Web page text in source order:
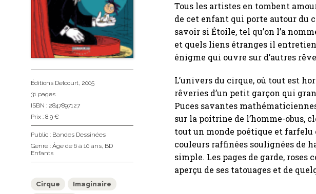
Tous les artistes en tombent
de cet enfant qui porte autour du
savoir si Étoile, tel qu’on l’a
et quels liens étranges il
énigme qui ouvre sur d’autres
L’univers du cirque, où tout est
rêveries d’un petit garçon qui
Puces savantes
sur la poitrine de l’homme-obus,
tout un monde poétique et
couleurs raffinées soulignées de
simple. Les pages de garde, roses
aperçu de ses tatouages et de
Éditions Delcourt, 2005
31 pages
ISBN : 2847897127
Prix : 8,9 €
Public : Bandes Dessinées
Genre : Âge de 6 à 10 ans, BD
Enfants
Cirque
Imaginaire